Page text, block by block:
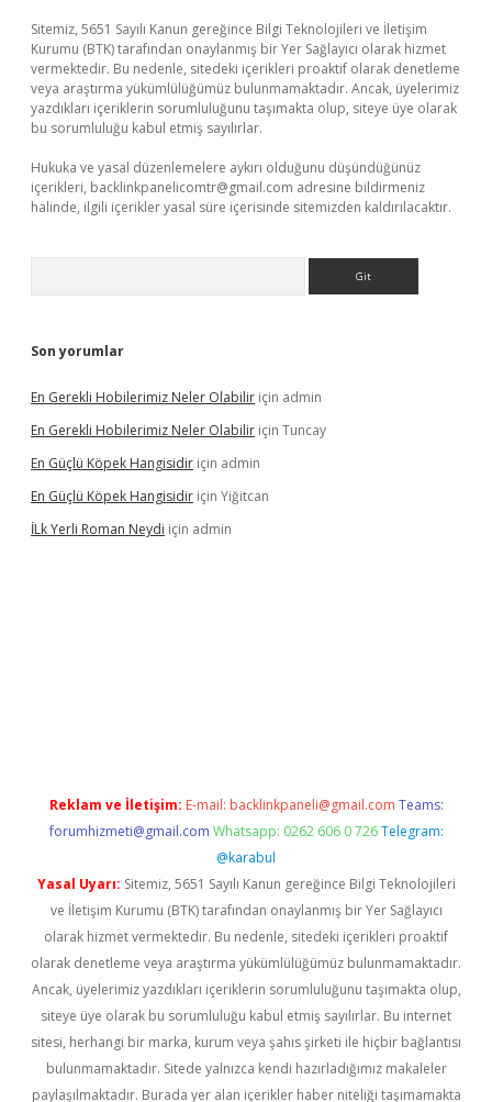
Sitemiz, 5651 Sayılı Kanun gereğince Bilgi Teknolojileri ve İletişim
Kurumu (BTK) tarafından onaylanmış bir Yer Sağlayıcı olarak hizmet
vermektedir. Bu nedenle, sitedeki içerikleri proaktif olarak denetleme
veya araştırma yükümlülüğümüz bulunmamaktadır. Ancak, üyelerimiz
yazdıkları içeriklerin sorumluluğunu taşımakta olup, siteye üye olarak
bu sorumluluğu kabul etmiş sayılırlar.
Hukuka ve yasal düzenlemelere aykırı olduğunu düşündüğünüz
içerikleri, backlinkpanelicomtr@gmail.com adresine bildirmeniz
halinde, ilgili içerikler yasal süre içerisinde sitemizden kaldırılacaktır.
Son yorumlar
En Gerekli Hobilerimiz Neler Olabilir için admin
En Gerekli Hobilerimiz Neler Olabilir için Tuncay
En Güçlü Köpek Hangisidir için admin
En Güçlü Köpek Hangisidir için Yiğitcan
İLk Yerli Roman Neydi için admin
Reklam ve İletişim: E-mail: backlinkpaneli@gmail.com Teams:
forumhizmeti@gmail.com Whatsapp: 0262 606 0 726 Telegram:
@karabul
Yasal Uyarı: Sitemiz, 5651 Sayılı Kanun gereğince Bilgi Teknolojileri
ve İletişim Kurumu (BTK) tarafından onaylanmış bir Yer Sağlayıcı
olarak hizmet vermektedir. Bu nedenle, sitedeki içerikleri proaktif
olarak denetleme veya araştırma yükümlülüğümüz bulunmamaktadır.
Ancak, üyelerimiz yazdıkları içeriklerin sorumluluğunu taşımakta olup,
siteye üye olarak bu sorumluluğu kabul etmiş sayılırlar. Bu internet
sitesi, herhangi bir marka, kurum veya şahıs şirketi ile hiçbir bağlantısı
bulunmamaktadır. Sitede yalnızca kendi hazırladığımız makaleler
paylaşılmaktadır. Burada yer alan içerikler haber niteliği taşımamakta